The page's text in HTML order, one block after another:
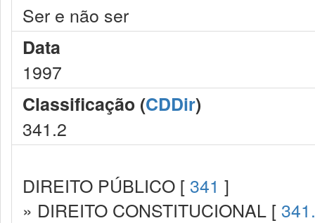
Ser e não ser
Data
1997
Classificação (CDDir)
341.2
DIREITO PÚBLICO [ 341 ]
» DIREITO CONSTITUCIONAL [